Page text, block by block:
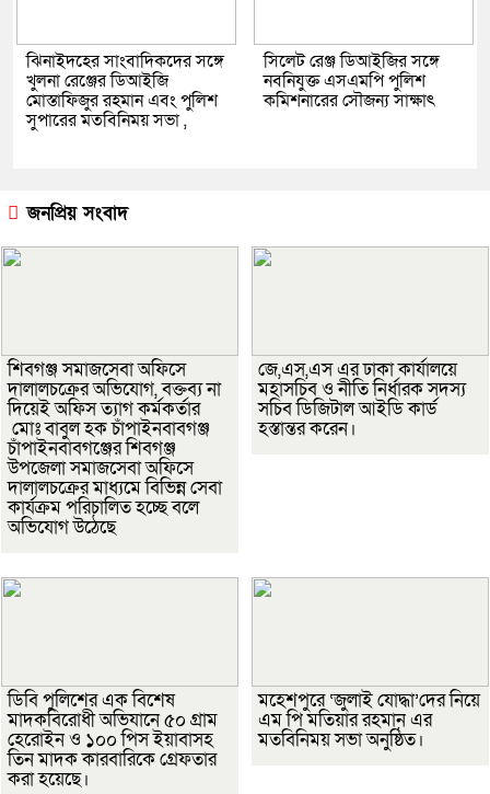
ঝিনাইদহের সাংবাদিকদের সঙ্গে
খুলনা রেঞ্জের ডিআইজি
মোস্তাফিজুর রহমান এবং পুলিশ
সুপারের মতবিনিময় সভা ,
সিলেট রেঞ্জ ডিআইজির সঙ্গে
নবনিযুক্ত এসএমপি পুলিশ
কমিশনারের সৌজন্য সাক্ষাৎ
জনপ্রিয় সংবাদ
শিবগঞ্জ সমাজসেবা অফিসে
দালালচক্রের অভিযোগ, বক্তব্য না
দিয়েই অফিস ত্যাগ কর্মকর্তার
মোঃ বাবুল হক চাঁপাইনবাবগঞ্জ
চাঁপাইনবাবগঞ্জের শিবগঞ্জ
উপজেলা সমাজসেবা অফিসে
দালালচক্রের মাধ্যমে বিভিন্ন সেবা
কার্যক্রম পরিচালিত হচ্ছে বলে
অভিযোগ উঠেছে
জে,এস,এস এর ঢাকা কার্যালয়ে
মহাসচিব ও নীতি নির্ধারক সদস্য
সচিব ডিজিটাল আইডি কার্ড
হস্তান্তর করেন।
ডিবি পুলিশের এক বিশেষ
মাদকবিরোধী অভিযানে ৫০ গ্রাম
হেরোইন ও ১০০ পিস ইয়াবাসহ
তিন মাদক কারবারিকে গ্রেফতার
করা হয়েছে।
মহেশপুরে ‘জুলাই যোদ্ধা’দের নিয়ে
এম পি মতিয়ার রহমান এর
মতবিনিময় সভা অনুষ্ঠিত।